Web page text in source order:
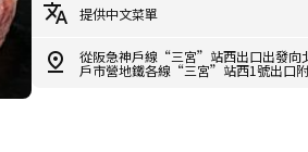
提供中文菜單
從阪急神戶線“三宮”站西出口出發向
戶市營地鐵各線“三宮”站西1號出口附